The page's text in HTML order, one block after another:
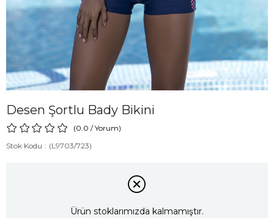
Desen Şortlu Bady Bikini
0.0 /Yorum)
Stok Kodu
(L9703/723)
Ürün stoklarımızda kalmamıştır.